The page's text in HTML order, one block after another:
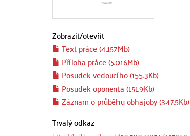
Zobrazit/otevřít
Text práce (4.157Mb)
Příloha práce (5.016Mb)
Posudek vedoucího (155.3Kb)
Posudek oponenta (151.9Kb)
Záznam o průběhu obhajoby (347.5Kb)
Trvalý odkaz